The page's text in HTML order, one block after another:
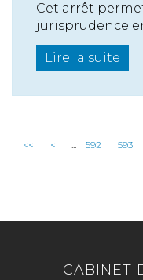
Cet arrêt
jurisprudence
Lire la suite
<< < ... 592 593
CABINET